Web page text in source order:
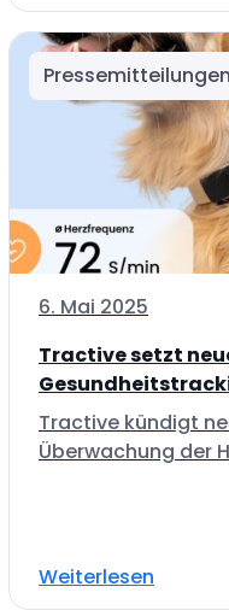
Pressemitteilungen
6. Mai 2025
Tractive setzt
Tractive kündigt
Überwachung der
Weiterlesen